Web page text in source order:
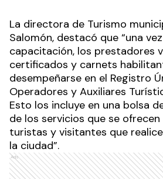
La directora de Turismo
Salomón, destacó que “una
capacitación, los prestadores
certificados y carnets
desempeñarse en el Registro
Operadores y Auxiliares
Esto los incluye en una bolsa
de los servicios que se ofrecen
turistas y visitantes que
la ciudad”.
Ads